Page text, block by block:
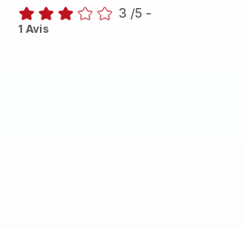
Avis
3 /5 -
1 Avis